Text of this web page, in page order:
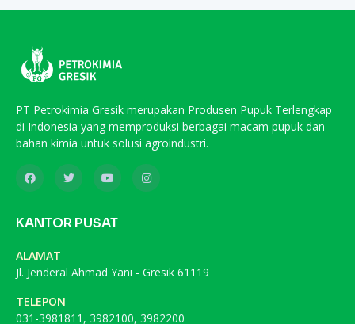
PT Petrokimia Gresik merupakan Produsen Pupuk Terlengkap
di Indonesia yang memproduksi berbagai macam pupuk dan
bahan kimia untuk solusi agroindustri.
KANTOR PUSAT
ALAMAT
Jl. Jenderal Ahmad Yani - Gresik 61119
TELEPON
031-3981811, 3982100, 3982200